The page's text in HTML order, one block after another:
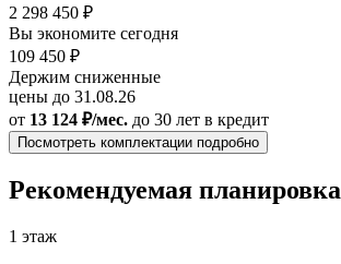
2 298 450 ₽
Вы экономите сегодня
109 450 ₽
Держим сниженные
цены до 31.08.26
от 13 124 ₽/мес. до 30 лет в кредит
Посмотреть комплектации подробно
Рекомендуемая планировка
1 этаж